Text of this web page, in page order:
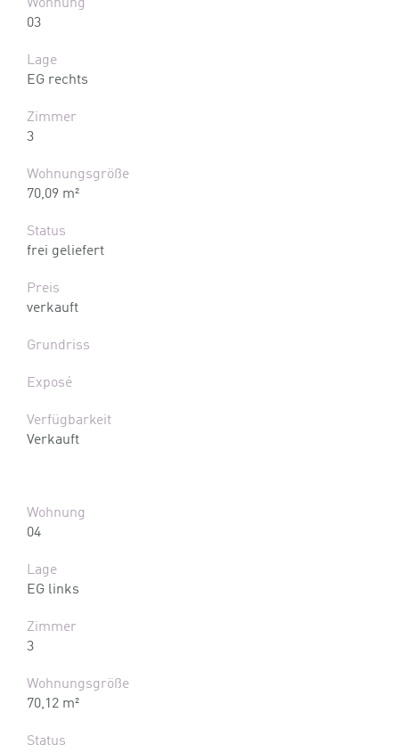
Wohnung
03
Lage
EG rechts
Zimmer
3
Wohnungsgröße
70,09 m²
Status
frei geliefert
Preis
verkauft
Grundriss
Exposé
Verfügbarkeit
Verkauft
Wohnung
04
Lage
EG links
Zimmer
3
Wohnungsgröße
70,12 m²
Status